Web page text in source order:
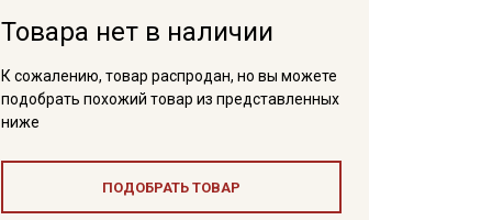
Товара нет в наличии
К сожалению, товар распродан, но вы можете
подобрать похожий товар из представленных
ниже
ПОДОБРАТЬ ТОВАР